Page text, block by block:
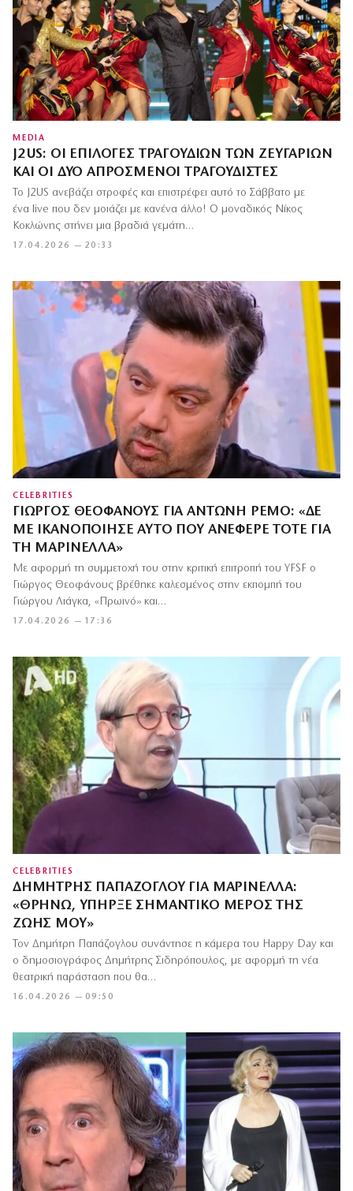
MEDIA
J2US: ΟΙ ΕΠΙΛΟΓΈΣ ΤΡΑΓΟΥΔΙΏΝ ΤΩΝ ΖΕΥΓΑΡΙΏΝ
ΚΑΙ ΟΙ ΔΎΟ ΑΠΡΌΣΜΕΝΟΙ ΤΡΑΓΟΥΔΙΣΤΈΣ
17.04.2026 — 20:33
Το J2US ανεβάζει στροφές και επιστρέφει αυτό το Σάββατο με
ένα live που δεν μοιάζει με κανένα άλλο! Ο μοναδικός Νίκος
Κοκλώνης στήνει μια βραδιά γεμάτη…
CELEBRITIES
ΓΙΏΡΓΟΣ ΘΕΟΦΆΝΟΥΣ ΓΙΑ ΑΝΤΏΝΗ ΡΈΜΟ: «ΔΕ
ΜΕ ΙΚΑΝΟΠΟΊΗΣΕ ΑΥΤΌ ΠΟΥ ΑΝΈΦΕΡΕ ΤΌΤΕ ΓΙΑ
ΤΗ ΜΑΡΙΝΈΛΛΑ»
17.04.2026 — 17:36
Με αφορμή τη συμμετοχή του στην κριτική επιτροπή του YFSF ο
Γιώργος Θεοφάνους βρέθηκε καλεσμένος στην εκπομπή του
Γιώργου Λιάγκα, «Πρωινό» και…
CELEBRITIES
ΔΗΜΉΤΡΗΣ ΠΑΠΆΖΟΓΛΟΥ ΓΙΑ ΜΑΡΙΝΈΛΛΑ:
«ΘΡΗΝΏ, ΥΠΉΡΞΕ ΣΗΜΑΝΤΙΚΌ ΜΈΡΟΣ ΤΗΣ
ΖΩΉΣ ΜΟΥ»
16.04.2026 — 09:50
Τον Δημήτρη Παπάζογλου συνάντησε η κάμερα του Happy Day και
ο δημοσιογράφος Δημήτρης Σιδηρόπουλος, με αφορμή τη νέα
θεατρική παράσταση που θα…